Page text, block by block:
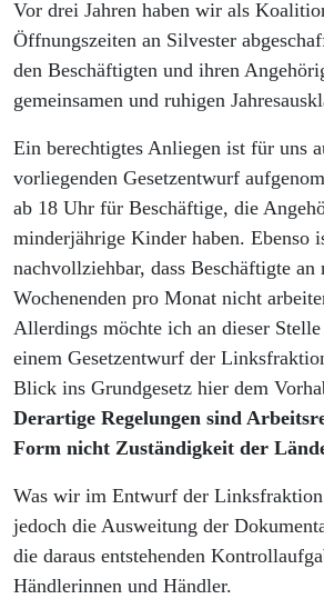
Vor drei Jahren haben wir als
Öffnungszeiten an Silvester
den Beschäftigten und ihren
gemeinsamen und ruhigen
Ein berechtigtes Anliegen ist für uns
vorliegenden Gesetzentwurf
ab 18 Uhr für Beschäftige, die
minderjährige Kinder haben. Ebenso
nachvollziehbar, dass Beschäftigte an
Wochenenden pro Monat nicht
Allerdings möchte ich an dieser
einem Gesetzentwurf der
Blick ins Grundgesetz hier dem
Derartige Regelungen sind
Form nicht Zuständigkeit der
Was wir im Entwurf der
jedoch die Ausweitung der
die daraus entstehenden
Händlerinnen und Händler.